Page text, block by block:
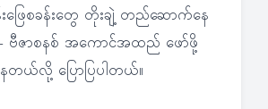
ေစခန်းတွေ တိုးချဲ့ တည်ဆောက်နေ
ဗီဇာစနစ် အကောင်အထည် ဖော်ဖို့
တယ်လို့ ပြောပြပါတယ်။